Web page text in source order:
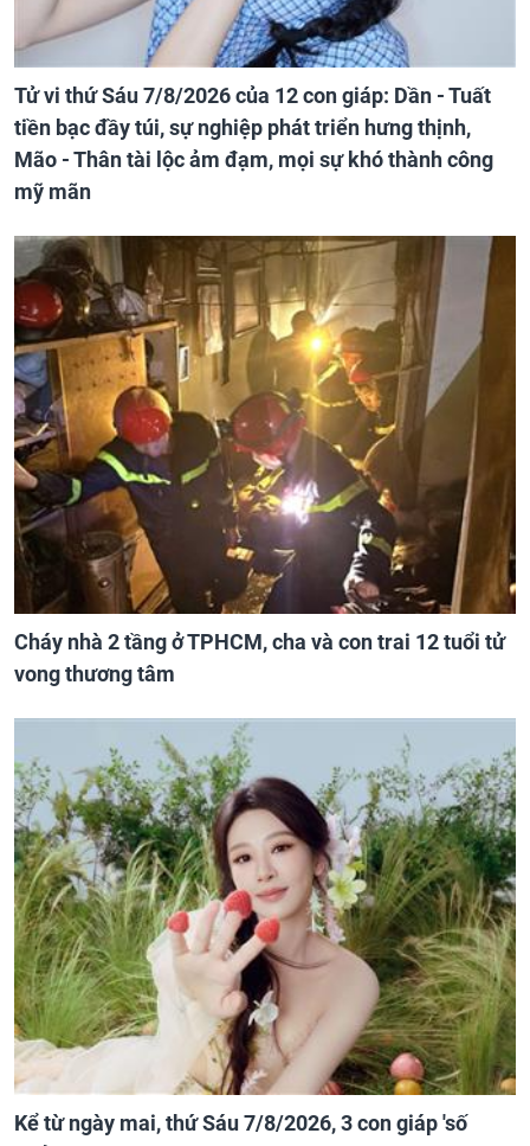
Tử vi thứ Sáu 7/8/2026 của 12 con giáp: Dần - Tuất
tiền bạc đầy túi, sự nghiệp phát triển hưng thịnh,
Mão - Thân tài lộc ảm đạm, mọi sự khó thành công
mỹ mãn
Cháy nhà 2 tầng ở TPHCM, cha và con trai 12 tuổi tử
vong thương tâm
Kể từ ngày mai, thứ Sáu 7/8/2026, 3 con giáp 'số